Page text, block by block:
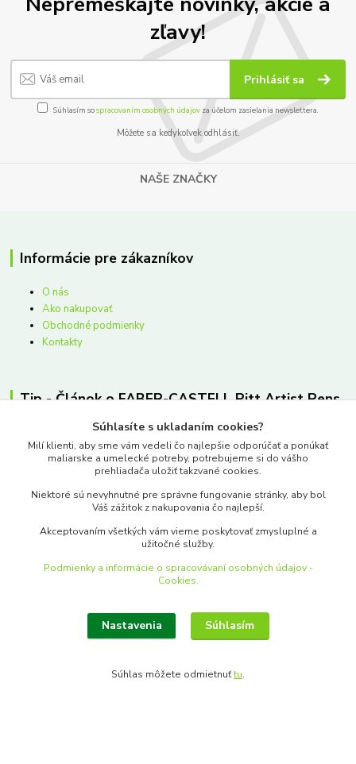
zľavy!
Prihlásiť sa
Súhlasím sospracovaním osobných údajov za účelom zasielania newslettera.
Môžete sa kedykoľvek odhlásiť.
NAŠE ZNAČKY
Informácie pre zákazníkov
O nás
Ako nakupovať
Obchodné podmienky
Kontakty
Tip - Článok o FABER-CASTELL Pitt Artist Pens
https://www.merkantil.sk/Clanky-Informacie-Zaujimavosti-a7_0.htm
Kde nás nájdete
Súhlasíte s ukladaním cookies?
Milí klienti, aby sme vám vedeli čo najlepšie odporúčať a ponúkať
maliarske a umelecké potreby, potrebujeme si do vášho
prehliadača uložiť takzvané cookies.
Niektoré sú nevyhnutné pre správne fungovanie stránky, aby bol
Váš zážitok z nakupovania čo najlepší.
Akceptovaním všetkých vám vieme poskytovať zmysluplné a
užitočné služby.
Podmienky a informácie o spracovávaní osobných údajov -
Cookies.
Nastavenia Súhlasím
Súhlas môžete odmietnuťtu.